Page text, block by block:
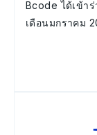
Bcode ได้เข้า
เดือนมกราคม